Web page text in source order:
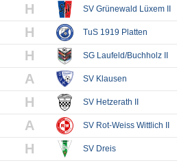
H SV Grünewald Lüxem II
H TuS 1919 Platten
H SG Laufeld/Buchholz II
A SV Klausen
H SV Hetzerath II
A SV Rot-Weiss Wittlich II
H SV Dreis